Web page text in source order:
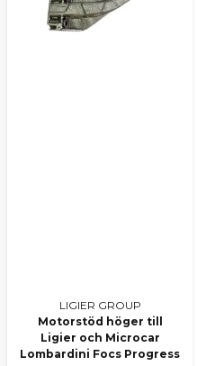
LIGIER GROUP
Motorstöd höger till
Ligier och Microcar
Lombardini Focs Progress